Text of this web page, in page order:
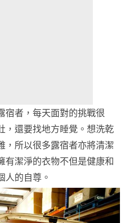
宿者，每天面對的挑戰很
，還要找地方睡覺。想洗乾
，所以很多露宿者亦將清潔
有潔淨的衣物不但是健康和
人的自尊。